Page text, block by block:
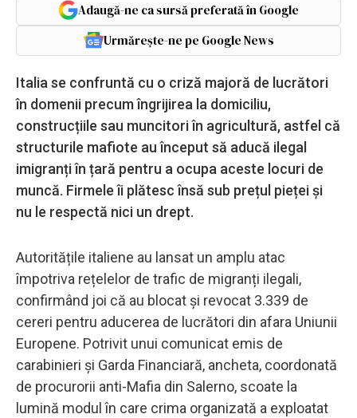
Adaugă-ne ca sursă preferată în Google
Urmărește-ne pe Google News
Italia se confruntă cu o criză majoră de lucrători
în domenii precum îngrijirea la domiciliu,
construcțiile sau muncitori în agricultură, astfel că
structurile mafiote au început să aducă ilegal
imigranți în țară pentru a ocupa aceste locuri de
muncă. Firmele îi plătesc însă sub prețul pieței și
nu le respectă nici un drept.
Autoritățile italiene au lansat un amplu atac
împotriva rețelelor de trafic de migranți ilegali,
confirmând joi că au blocat și revocat 3.339 de
cereri pentru aducerea de lucrători din afara Uniunii
Europene. Potrivit unui comunicat emis de
carabinieri și Garda Financiară, ancheta, coordonată
de procurorii anti-Mafia din Salerno, scoate la
lumină modul în care crima organizată a exploatat